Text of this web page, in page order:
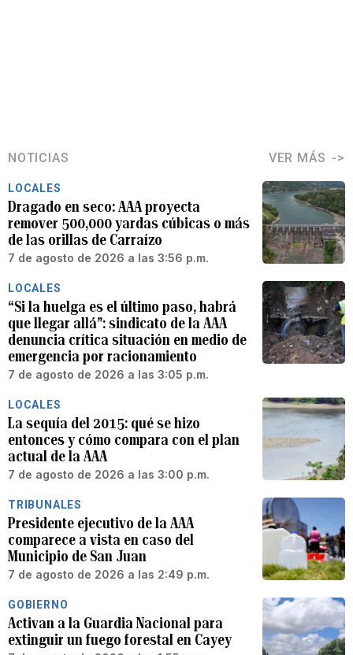
NOTICIAS VER MÁS
LOCALES
Dragado en seco: AAA proyecta
remover 500,000 yardas cúbicas o más
de las orillas de Carraízo
7 de agosto de 2026 a las 3:56 p.m.
LOCALES
“Si la huelga es el último paso, habrá
que llegar allá”: sindicato de la AAA
denuncia crítica situación en medio de
emergencia por racionamiento
7 de agosto de 2026 a las 3:05 p.m.
LOCALES
La sequía del 2015: qué se hizo
entonces y cómo compara con el plan
actual de la AAA
7 de agosto de 2026 a las 3:00 p.m.
TRIBUNALES
Presidente ejecutivo de la AAA
comparece a vista en caso del
Municipio de San Juan
7 de agosto de 2026 a las 2:49 p.m.
GOBIERNO
Activan a la Guardia Nacional para
extinguir un fuego forestal en Cayey